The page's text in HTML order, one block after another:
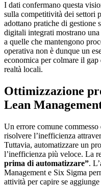
I dati confermano questa
sulla competitività dei settori
adottano pratiche di gestione
digitali integrati mostrano
a quelle che mantengono
operativa non è dunque un
economica per colmare il
realtà locali.
Ottimizzazione
Lean
Un errore comune
risolvere l’inefficienza
Tuttavia, automatizzare un
l’inefficienza più veloce. La
prima di automatizzare”.
Management e Six Sigma
attività per capire se